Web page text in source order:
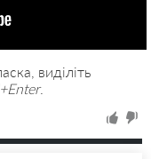
виділіть
.